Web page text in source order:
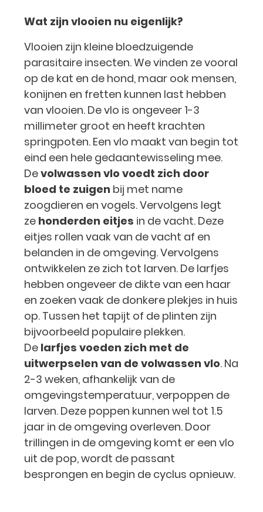
Wat zijn vlooien nu eigenlijk?
Vlooien zijn kleine bloedzuigende
parasitaire insecten. We vinden ze vooral
op de kat en de hond, maar ook mensen,
konijnen en fretten kunnen last hebben
van vlooien. De vlo is ongeveer 1-3
millimeter groot en heeft krachten
springpoten. Een vlo maakt van begin tot
eind een hele gedaantewisseling mee.
Devolwassen vlo voedt zich door
bloed te zuigen bij met name
zoogdieren en vogels. Vervolgens legt
ze honderden eitjes in de vacht. Deze
eitjes rollen vaak van de vacht af en
belanden in de omgeving. Vervolgens
ontwikkelen ze zich tot larven. De larfjes
hebben ongeveer de dikte van een haar
en zoeken vaak de donkere plekjes in huis
op. Tussen het tapijt of de plinten zijn
bijvoorbeeld populaire plekken.
De larfjes voeden zich met de
uitwerpselen van de volwassen vlo. Na
2-3 weken, afhankelijk van de
omgevingstemperatuur, verpoppen de
larven. Deze poppen kunnen wel tot 1.5
jaar in de omgeving overleven. Door
trillingen in de omgeving komt er een vlo
uit de pop, wordt de passant
besprongen en begin de cyclus opnieuw.